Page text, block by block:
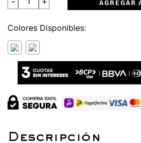
AGREGAR
Colores